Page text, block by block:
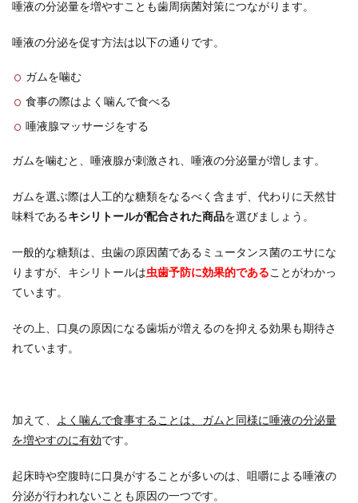
唾液の分泌量を増やすことも歯周病菌対策につながります。
唾液の分泌を促す方法は以下の通りです。
ガムを噛む
食事の際はよく噛んで食べる
唾液腺マッサージをする
ガムを噛むと、唾液腺が刺激され、唾液の分泌量が増します。
ガムを選ぶ際は人工的な糖類をなるべく含まず、代わりに天然甘
味料であるキシリトールが配合された商品を選びましょう。
一般的な糖類は、虫歯の原因菌であるミュータンス菌のエサにな
りますが、キシリトールは虫歯予防に効果的であることがわかっ
ています。
その上、口臭の原因になる歯垢が増えるのを抑える効果も期待さ
れています。
加えて、 よく噛んで食事することは、ガムと同様に唾液の分泌量
を増やすのに有効です。
起床時や空腹時に口臭がすることが多いのは、咀嚼による唾液の
分泌が行われないことも原因の一つです。